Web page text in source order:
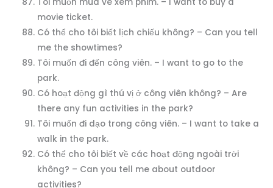
movie ticket.
Có thể cho tôi biết lịch chiếu không? – Can you tell
me the showtimes?
Tôi muốn đi đến công viên. – I want to go to the
park.
Có hoạt động gì thú vị ở công viên không? – Are
there any fun activities in the park?
Tôi muốn đi dạo trong công viên. – I want to take a
walk in the park.
Có thể cho tôi biết về các hoạt động ngoài trời
không? – Can you tell me about outdoor
activities?